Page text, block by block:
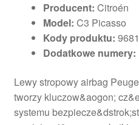
Producent: Citroén
Model: C3 Picasso
Kody produktu:
Dodatkowe numery:
Lewy stropowy airbag
tworzy kluczow&aogon;
systemu